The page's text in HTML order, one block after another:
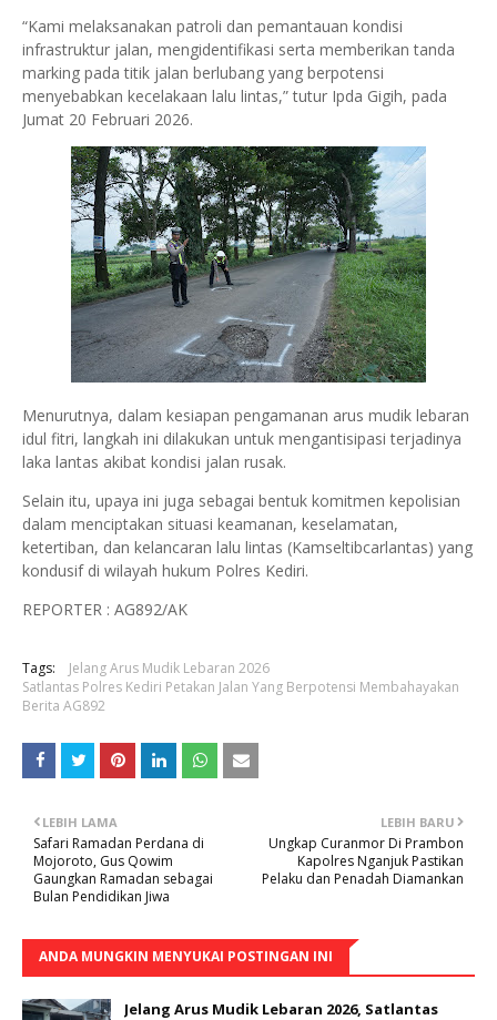
“Kami melaksanakan patroli dan pemantauan kondisi
infrastruktur jalan, mengidentifikasi serta memberikan tanda
marking pada titik jalan berlubang yang berpotensi
menyebabkan kecelakaan lalu lintas,” tutur Ipda Gigih, pada
Jumat 20 Februari 2026.
Menurutnya, dalam kesiapan pengamanan arus mudik lebaran
idul fitri, langkah ini dilakukan untuk mengantisipasi terjadinya
laka lantas akibat kondisi jalan rusak.
Selain itu, upaya ini juga sebagai bentuk komitmen kepolisian
dalam menciptakan situasi keamanan, keselamatan,
ketertiban, dan kelancaran lalu lintas (Kamseltibcarlantas) yang
kondusif di wilayah hukum Polres Kediri.
REPORTER : AG892/AK
Tags:
Jelang Arus Mudik Lebaran 2026
Satlantas Polres Kediri Petakan Jalan Yang Berpotensi Membahayakan
Berita AG892
LEBIH BARU
Ungkap Curanmor Di Prambon
Kapolres Nganjuk Pastikan
Pelaku dan Penadah Diamankan
LEBIH LAMA
Safari Ramadan Perdana di
Mojoroto, Gus Qowim
Gaungkan Ramadan sebagai
Bulan Pendidikan Jiwa
ANDA MUNGKIN MENYUKAI POSTINGAN INI
Jelang Arus Mudik Lebaran 2026, Satlantas